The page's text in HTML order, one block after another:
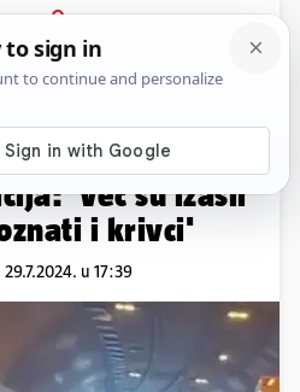
PRIJAVA
News Komentari
preko dvije
'Već su izašli
i krivci'
u 17:39